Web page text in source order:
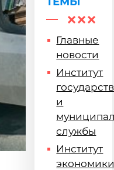
Главные
новости
Институт
и
службы
Институт